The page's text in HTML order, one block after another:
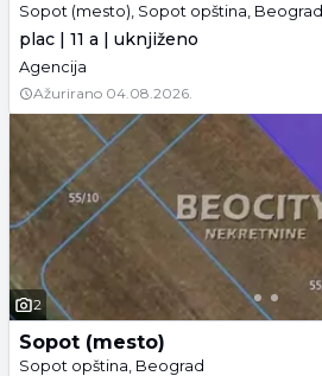
Sopot (mesto), Sopot opština, Beograd
plac | 11 a | uknjiženo
Agencija
Ažurirano 04.08.2026.
2
Sopot (mesto)
Sopot opština, Beograd